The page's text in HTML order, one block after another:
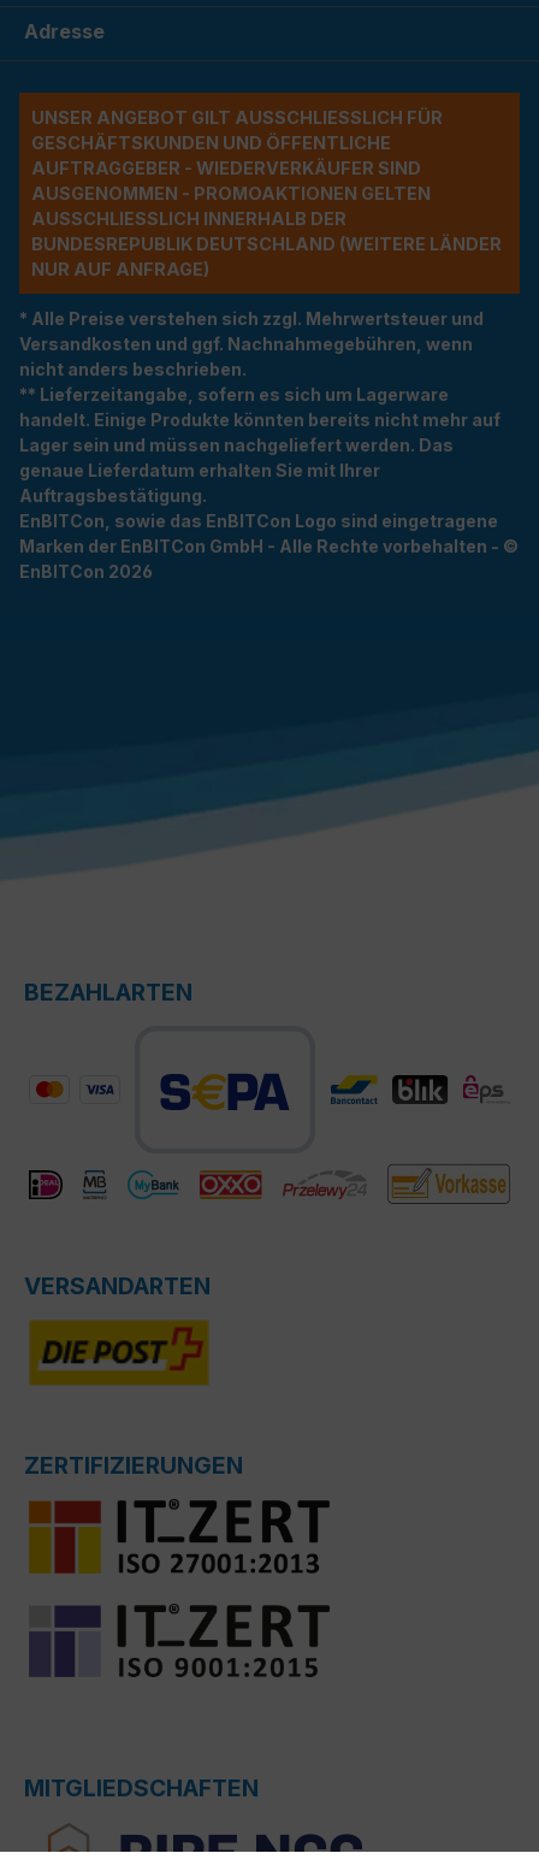
Adresse
UNSER ANGEBOT GILT AUSSCHLIESSLICH FÜR G
ESCHÄFTSKUNDEN UND ÖFFENTLICHE A
UFTRAGGEBER - WIEDERVERKÄUFER SIND A
USGENOMMEN - PROMOAKTIONEN GELTEN A
USSCHLIESSLICH INNERHALB DER BU
NDESREPUBLIK DEUTSCHLAND (WEITERE LÄNDER NU
R AUF ANFRAGE)
* Alle Preise verstehen sich zzgl. Mehrwertsteuer und
Versandkosten und ggf. Nachnahmegebühren, wenn
nicht anders beschrieben.
** Lieferzeitangabe, sofern es sich um Lagerware
handelt. Einige Produkte könnten bereits nicht mehr auf
Lager sein und müssen nachgeliefert werden. Das
genaue Lieferdatum erhalten Sie mit Ihrer
Auftragsbestätigung.
EnBITCon, sowie das EnBITCon Logo sind eingetragene
Marken der EnBITCon GmbH - Alle Rechte vorbehalten - ©
EnBITCon 2026
BEZAHLARTEN
VERSANDARTEN
ZERTIFIZIERUNGEN
MITGLIEDSCHAFTEN